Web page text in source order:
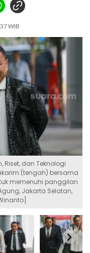
WIB
Riset, dan Teknologi
(tengah) bersama
memenuhi panggilan
Jakarta Selatan,